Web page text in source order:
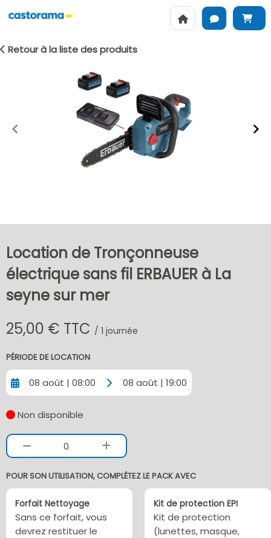
Retour à la liste des produits
Location de Tronçonneuse
électrique sans fil ERBAUER à La
seyne sur mer
25,00 € TTC / 1 journée
PÉRIODE DE LOCATION
08 août | 08:00 08 août | 19:00
Non disponible
0
POUR SON UTILISATION, COMPLÉTEZ LE PACK AVEC
Forfait Nettoyage
Sans ce forfait, vous
devrez restituer le
Kit de protection EPI
Kit de protection
(lunettes, masque,